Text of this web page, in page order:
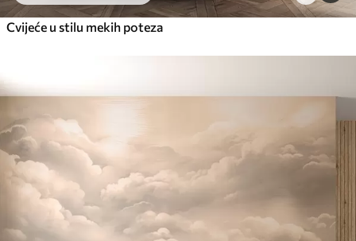
Cvijeće u stilu mekih poteza